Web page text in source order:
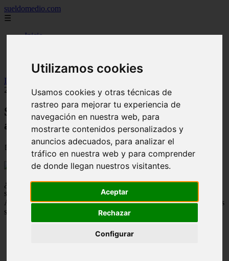
Utilizamos cookies
Usamos cookies y otras técnicas de
rastreo para mejorar tu experiencia de
navegación en nuestra web, para
mostrarte contenidos personalizados y
anuncios adecuados, para analizar el
tráfico en nuestra web y para comprender
de donde llegan nuestros visitantes.
Aceptar
Rechazar
Configurar
sueldomedio.com
☰
Inicio
famosos
Inicio
2026
Sueldo medio en Irlanda, Precios
actualizados 2026
📅 04/09/2025
¿Estas pensando entrabajar en Irlanda (Irlanda)y te gustaría
saber los sueldos mensuales de diferentes profesiones?
Aquí te mostramos cuanto es elsalario medio en Irlanday muchos
sueldos más:
Salario mínimo en Irlanda= 1,656.00€
Sueldo medio en Irlanda= 2,300.38€